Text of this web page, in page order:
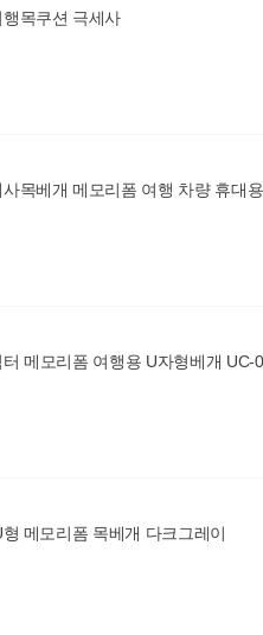
목쿠션 극세사
목베개 메모리폼 여행 차량 휴대용
메모리폼 여행용 U자형베개 UC-0
메모리폼 목베개 다크그레이